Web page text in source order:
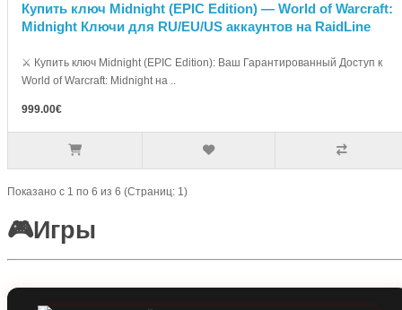
Купить ключ Midnight (EPIC Edition) — World of Warcraft:
Midnight Ключи для RU/EU/US аккаунтов на RaidLine
⚔️ Купить ключ Midnight (EPIC Edition): Ваш Гарантированный Доступ к
World of Warcraft: Midnight на ..
999.00€
Показано с 1 по 6 из 6 (Страниц: 1)
🎮Игры